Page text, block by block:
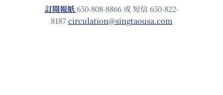
訂閱報紙 650-808-8866 或 短信 650-822-
8187circulation@singtaousa.com